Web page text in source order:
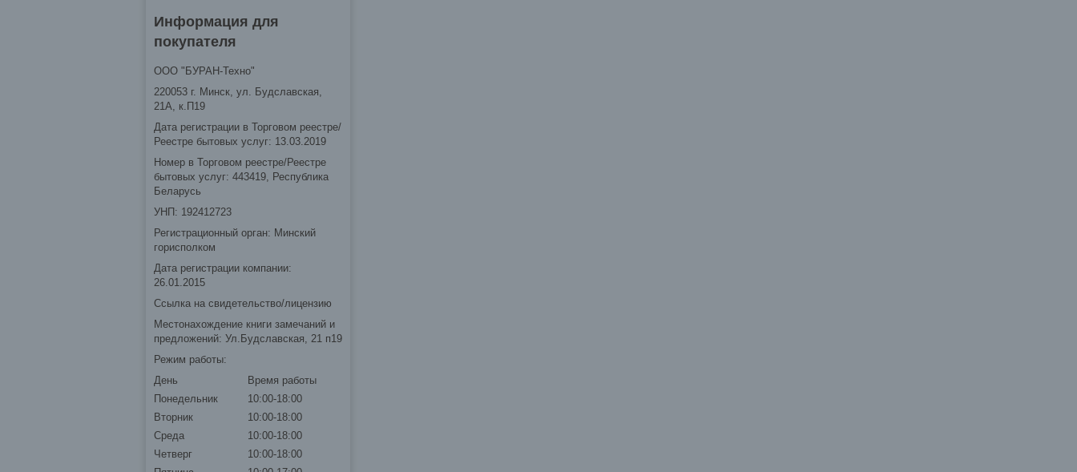
Информация для
покупателя
ООО "БУРАН-Техно"
220053 г. Минск, ул. Будславская,
21А, к.П19
Дата регистрации в Торговом реестре/
Реестре бытовых услуг: 13.03.2019
Номер в Торговом реестре/Реестре
бытовых услуг: 443419, Республика
Беларусь
УНП: 192412723
Регистрационный орган: Минский
горисполком
Дата регистрации компании:
26.01.2015
Ссылка на свидетельство/лицензию
Местонахождение книги замечаний и
предложений: Ул.Будславская, 21 п19
Режим работы:
День
Время работы
Понедельник
10:00-18:00
Вторник
10:00-18:00
Среда
10:00-18:00
Четверг
10:00-18:00